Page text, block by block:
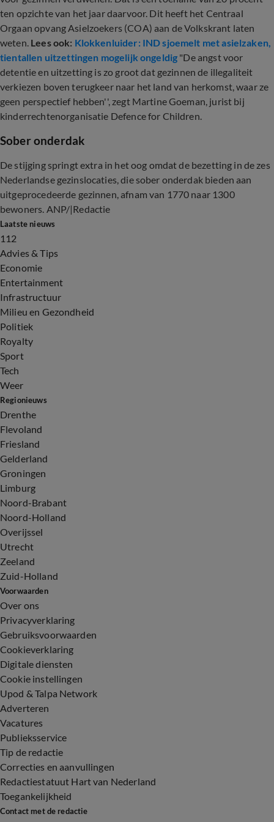
ten opzichte van het jaar daarvoor. Dit heeft het Centraal
Orgaan opvang Asielzoekers (COA) aan de Volkskrant laten
weten. Lees ook: Klokkenluider: IND sjoemelt met asielzaken,
tientallen uitzettingen mogelijk ongeldig "De angst voor
detentie en uitzetting is zo groot dat gezinnen de illegaliteit
verkiezen boven terugkeer naar het land van herkomst, waar ze
geen perspectief hebben'', zegt Martine Goeman, jurist bij
kinderrechtenorganisatie Defence for Children.
Sober onderdak
De stijging springt extra in het oog omdat de bezetting in de zes
Nederlandse gezinslocaties, die sober onderdak bieden aan
uitgeprocedeerde gezinnen, afnam van 1770 naar 1300
bewoners. ANP/|Redactie
Laatste nieuws
112
Advies & Tips
Economie
Entertainment
Infrastructuur
Milieu en Gezondheid
Politiek
Royalty
Sport
Tech
Weer
Regionieuws
Drenthe
Flevoland
Friesland
Gelderland
Groningen
Limburg
Noord-Brabant
Noord-Holland
Overijssel
Utrecht
Zeeland
Zuid-Holland
Voorwaarden
Over ons
Privacyverklaring
Gebruiksvoorwaarden
Cookieverklaring
Digitale diensten
Cookie instellingen
Upod & Talpa Network
Adverteren
Vacatures
Publieksservice
Tip de redactie
Correcties en aanvullingen
Redactiestatuut Hart van Nederland
Toegankelijkheid
Contact met de redactie